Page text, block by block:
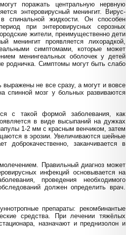
поражать центральную нервную
энтеровирусный менингит. Вирус-
спинальной жидкости. Он способен
при энтеровирусных серозных
жители, преимущественно дети
менингит проявляется лихорадкой,
симптомами, которые может
менингеальных оболочек у детей
родничка. Симптомы могут быть слабо
выражены не все сразу, а могут и вовсе
спинной мозг у больных развиваются
с такой формой заболевания, как
в виде высыпаний на дужках
1-2 мм с красным венчиком, затем
в эрозии. Увеличиваются шейные
доброкачественно, заканчивается в
Правильный диагноз может
инфекций основывается на
проведения необходимого
должен определить врач.
препараты: рекомбинантые
средства. При лечении тяжёлых
назначают и преднизолон и